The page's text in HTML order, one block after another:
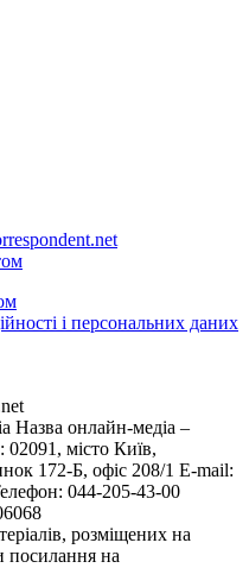
і персональних даних
Назва онлайн-медіа –
місто Київ,
172-Б, офіс 208/1 E-mail:
044-205-43-00
розміщених на
посилання на